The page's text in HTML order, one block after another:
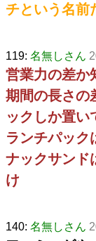
チという名前
119: 名無しさん
営業力の差か
期間の長さの
ックしか置い
ランチパック
ナックサンド
け
140: 名無しさん